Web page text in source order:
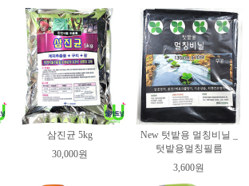
삼진균 5kg
30,000원
New 텃밭용 멀칭비닐 _
텃밭용멀칭필름
3,600원